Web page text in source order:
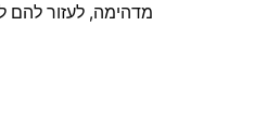
מדהימה, לעזור להם